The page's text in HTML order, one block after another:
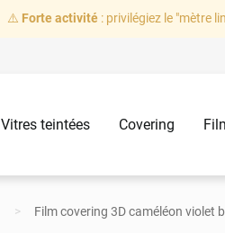
⚠️ Forte activité: privilégiez le "mètre
Vitres teintées Covering
Film covering 3D caméléon violet